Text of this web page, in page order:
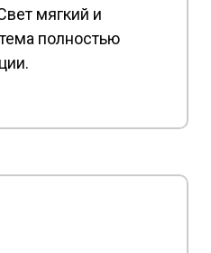
мягкий и
полностью